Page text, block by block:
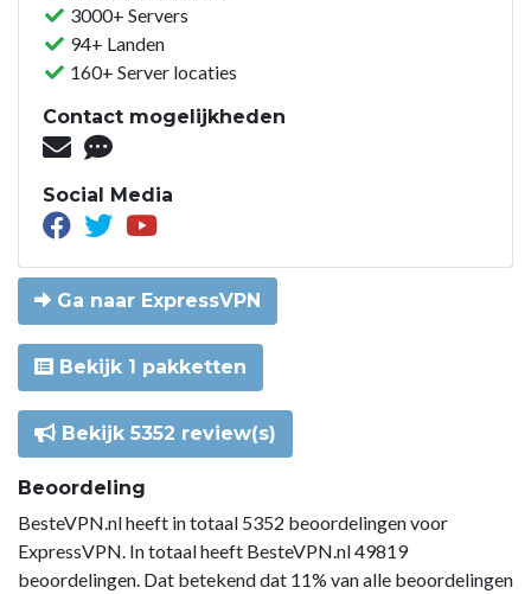
3000+ Servers
94+ Landen
160+ Server locaties
Contact mogelijkheden
Social Media
Ga naar ExpressVPN
Bekijk 1 pakketten
Bekijk 5352 review(s)
Beoordeling
BesteVPN.nl heeft in totaal 5352 beoordelingen voor
ExpressVPN. In totaal heeft BesteVPN.nl 49819
beoordelingen. Dat betekend dat 11% van alle beoordelingen